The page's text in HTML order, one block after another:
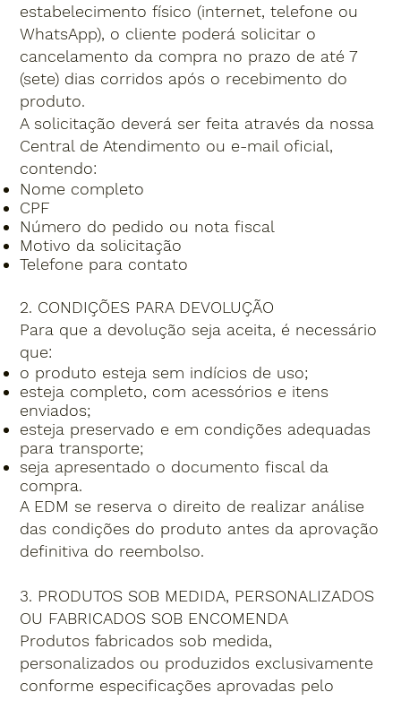
estabelecimento físico (internet, telefone ou
WhatsApp), o cliente poderá solicitar o
cancelamento da compra no prazo de até 7
(sete) dias corridos após o recebimento do
produto.
A solicitação deverá ser feita através da nossa
Central de Atendimento ou e-mail oficial,
contendo:
Nome completo
CPF
Número do pedido ou nota fiscal
Motivo da solicitação
Telefone para contato
2. CONDIÇÕES PARA DEVOLUÇÃO
Para que a devolução seja aceita, é necessário
que:
o produto esteja sem indícios de uso;
esteja completo, com acessórios e itens
enviados;
esteja preservado e em condições adequadas
para transporte;
seja apresentado o documento fiscal da
compra.
A EDM se reserva o direito de realizar análise
das condições do produto antes da aprovação
definitiva do reembolso.
3. PRODUTOS SOB MEDIDA, PERSONALIZADOS
OU FABRICADOS SOB ENCOMENDA
Produtos fabricados sob medida,
personalizados ou produzidos exclusivamente
conforme especificações aprovadas pelo